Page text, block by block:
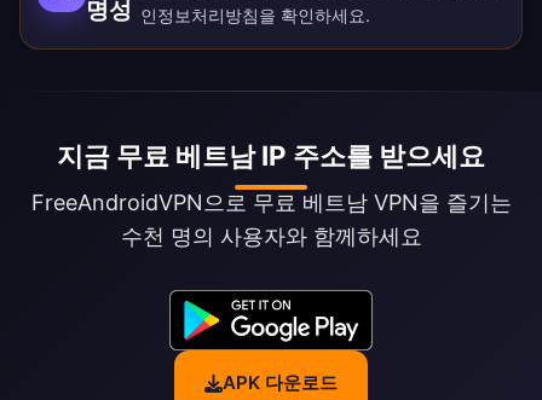
명성 인정보처리방침을 확인하세요.
지금 무료 베트남 IP 주소를 받으세요
FreeAndroidVPN으로 무료 베트남 VPN을 즐기는
수천 명의 사용자와 함께하세요
APK 다운로드